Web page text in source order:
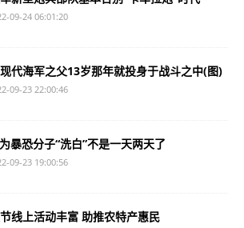
09-24 06:01:20
代海军之父13岁那年就投身于战斗之中(图)
09-23 22:00:46
暴恐分子“洗白”不是一天两天了
09-23 19:00:56
线上活动丰富 助推农特产惠民